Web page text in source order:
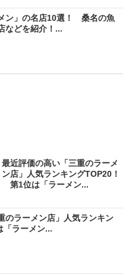
ン」の名店10選！ 桑名の魚
などを紹介！...
最近評価の高い「三重のラーメ
ン店」人気ランキングTOP20！
第1位は「ラーメン...
のラーメン店」人気ランキン
ラーメン...